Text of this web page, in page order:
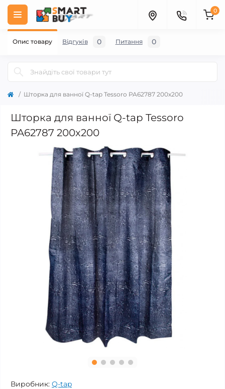
0
Шторка для ванної Q-tap Tessoro PA62787 200х200
Шторка для ванної Q-tap Tessoro
PA62787 200х200
Виробник: Q-tap
Опис товару Відгуків 0 Питання 0